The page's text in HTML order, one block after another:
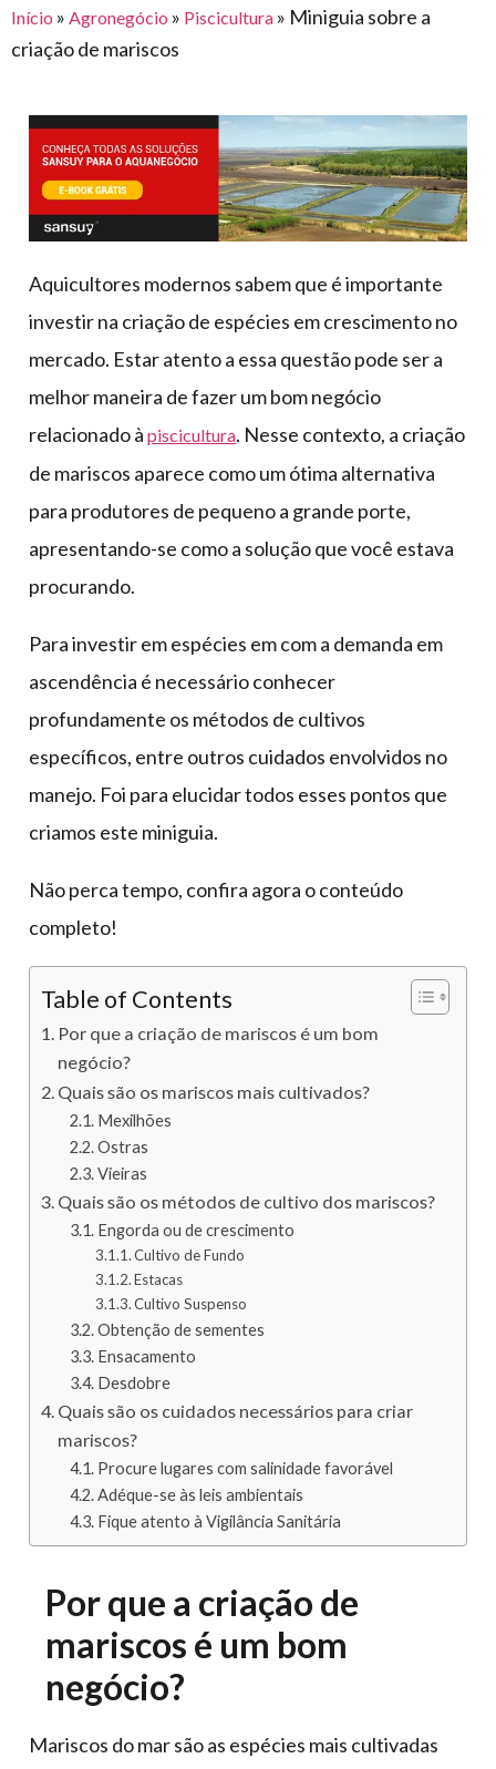
premiações
para
feira
offshore
piscinas
mercado
automotivo
calçados,
epi's
e
e logística
armazenagem
de
caminhoneiro
Início » Agronegócio » Piscicultura » Miniguia sobre a
criação de mariscos
Aquicultores modernos sabem que é importante
investir na criação de espécies em crescimento no
mercado. Estar atento a essa questão pode ser a
melhor maneira de fazer um bom negócio
relacionado à piscicultura. Nesse contexto, a criação
de mariscos aparece como um ótima alternativa
para produtores de pequeno a grande porte,
apresentando-se como a solução que você estava
procurando.
Para investir em espécies em com a demanda em
ascendência é necessário conhecer
profundamente os métodos de cultivos
específicos, entre outros cuidados envolvidos no
manejo. Foi para elucidar todos esses pontos que
criamos este miniguia.
Não perca tempo, confira agora o conteúdo
completo!
Table of Contents
Por que a criação de mariscos é um bom
negócio?
Quais são os mariscos mais cultivados?
Mexilhões
Ostras
Vieiras
Quais são os métodos de cultivo dos mariscos?
Engorda ou de crescimento
Cultivo de Fundo
Estacas
Cultivo Suspenso
Obtenção de sementes
Ensacamento
Desdobre
Quais são os cuidados necessários para criar
mariscos?
Procure lugares com salinidade favorável
Adéque-se às leis ambientais
Fique atento à Vigilância Sanitária
Por que a criação de
mariscos é um bom
negócio?
Mariscos do mar são as espécies mais cultivadas